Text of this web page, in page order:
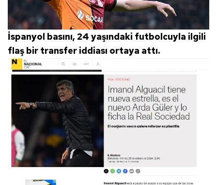
İspanyol basını, 24 yaşındaki futbolcuyla ilgili
flaş bir transfer iddiası ortaya attı.